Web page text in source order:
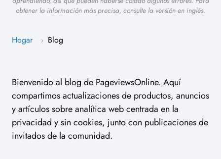
obtener la información más precisa, consulte la versión en inglés.
Hogar › Blog
Bienvenido al blog de PageviewsOnline. Aquí
compartimos actualizaciones de productos, anuncios
y artículos sobre analítica web centrada en la
privacidad y sin cookies, junto con publicaciones de
invitados de la comunidad.